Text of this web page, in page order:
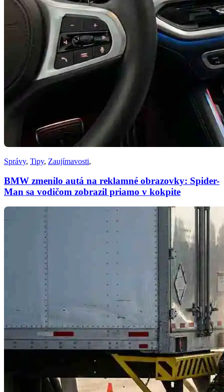
Správy, Tipy, Zaujímavosti,
BMW zmenilo autá na reklamné obrazovky: Spider-
Man sa vodičom zobrazil priamo v kokpite